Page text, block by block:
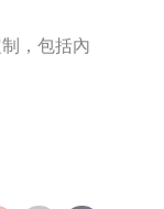
，包括內